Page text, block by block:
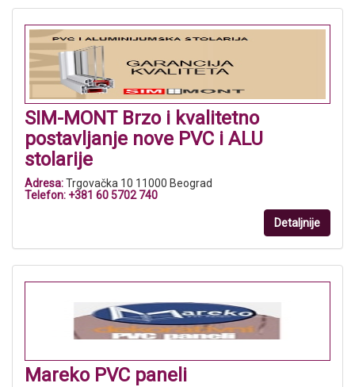
SIM-MONT Brzo i kvalitetno
postavljanje nove PVC i ALU
stolarije
Adresa:Trgovačka 10 11000 Beograd
Telefon: +381 60 5702 740
Detaljnije
Mareko PVC paneli